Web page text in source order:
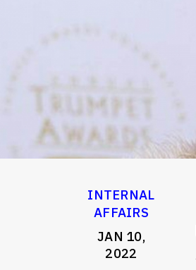
INTERNAL
AFFAIRS
JAN 10,
2022